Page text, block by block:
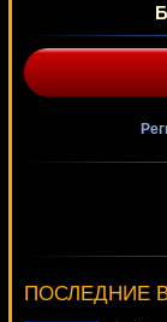
ПОСЛЕДНИЕ
lucky***